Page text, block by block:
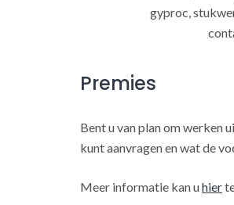
gyproc,
Premies
Bent u van plan om werken
kunt aanvragen en wat de
Meer informatie kan uhier